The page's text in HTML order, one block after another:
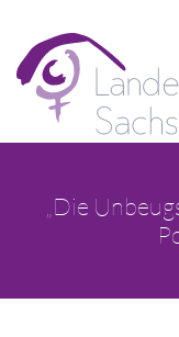
„Die